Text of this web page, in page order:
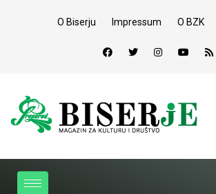
O Biserju Impressum O BZK